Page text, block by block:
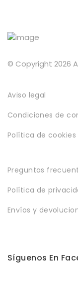
© Copyright 2026
Aviso legal
Condiciones de
Política de cookies
Preguntas
Política de
Envíos y
Síguenos En